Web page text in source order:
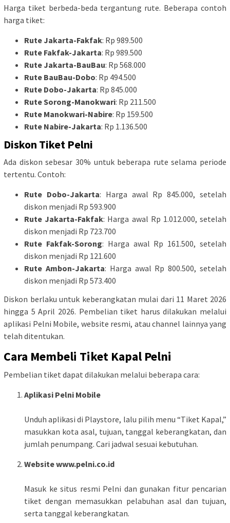
Harga tiket berbeda-beda tergantung rute. Beberapa contoh
harga tiket:
Rute Jakarta-Fakfak: Rp 989.500
Rute Fakfak-Jakarta: Rp 989.500
Rute Jakarta-BauBau: Rp 568.000
Rute BauBau-Dobo: Rp 494.500
Rute Dobo-Jakarta: Rp 845.000
Rute Sorong-Manokwari: Rp 211.500
Rute Manokwari-Nabire: Rp 159.500
Rute Nabire-Jakarta: Rp 1.136.500
Diskon Tiket Pelni
Ada diskon sebesar 30% untuk beberapa rute selama periode
tertentu. Contoh:
Rute Dobo-Jakarta: Harga awal Rp 845.000, setelah
diskon menjadi Rp 593.900
Rute Jakarta-Fakfak: Harga awal Rp 1.012.000, setelah
diskon menjadi Rp 723.700
Rute Fakfak-Sorong: Harga awal Rp 161.500, setelah
diskon menjadi Rp 121.600
Rute Ambon-Jakarta: Harga awal Rp 800.500, setelah
diskon menjadi Rp 573.400
Diskon berlaku untuk keberangkatan mulai dari 11 Maret 2026
hingga 5 April 2026. Pembelian tiket harus dilakukan melalui
aplikasi Pelni Mobile, website resmi, atau channel lainnya yang
telah ditentukan.
Cara Membeli Tiket Kapal Pelni
Pembelian tiket dapat dilakukan melalui beberapa cara:
Aplikasi Pelni Mobile
Unduh aplikasi di Playstore, lalu pilih menu “Tiket Kapal,”
masukkan kota asal, tujuan, tanggal keberangkatan, dan
jumlah penumpang. Cari jadwal sesuai kebutuhan.
Website www.pelni.co.id
Masuk ke situs resmi Pelni dan gunakan fitur pencarian
tiket dengan memasukkan pelabuhan asal dan tujuan,
serta tanggal keberangkatan.